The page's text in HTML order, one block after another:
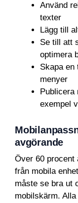
Använd
texter
Lägg till
Se till att
optimera
Skapa
menyer
Publicera
exempel
avgörande
Över 60 procent
från mobila
måste se bra ut
mobilskärm.